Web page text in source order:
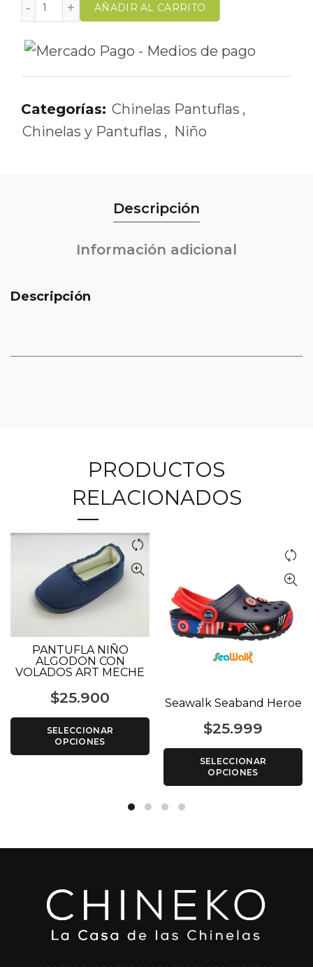
AÑADIR AL CARRITO
Categorías: Chinelas Pantuflas ,
Chinelas y Pantuflas , Niño
Descripción
Información adicional
Descripción
PRODUCTOS
RELACIONADOS
PANTUFLA NIÑO
ALGODON CON
VOLADOS ART MECHE
$25.900
SELECCIONAR
OPCIONES
Seawalk Seaband Heroe
$25.999
SELECCIONAR
OPCIONES